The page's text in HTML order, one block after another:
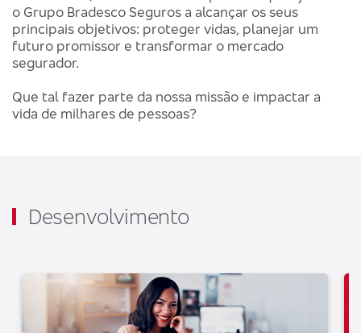
o Grupo Bradesco Seguros a alcançar os seus
principais objetivos: proteger vidas, planejar um
futuro promissor e transformar o mercado
segurador.
Que tal fazer parte da nossa missão e impactar a
vida de milhares de pessoas?
Desenvolvimento